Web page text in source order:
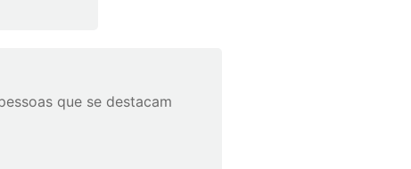
que se destacam